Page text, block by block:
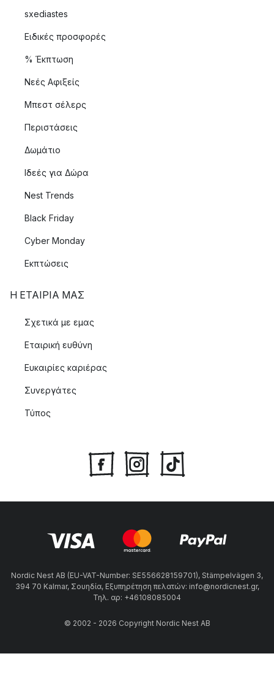
sxediastes
Ειδικές προσφορές
% Έκπτωση
Νεές Αφιξείς
Μπεστ σέλερς
Περιστάσεις
Δωμάτιο
Ιδεές για Δώρα
Nest Trends
Black Friday
Cyber Monday
Εκπτώσεις
Η ΕΤΑΊΡΙΑ ΜΑΣ
Σχετικά με εμας
Εταιρική ευθύνη
Ευκαιρίες καριέρας
Συνεργάτες
Τύπος
Nordic Nest AB (EU-VAT-Number: SE556628159701), Stämpelvägen 3,
394 70 Kalmar, Σουηδία, Εξυπηρέτηση πελατών: info@nordicnest.gr,
Τηλ. αρ: +46108085004
© 2002 - 2026 Copyright Nordic Nest AB